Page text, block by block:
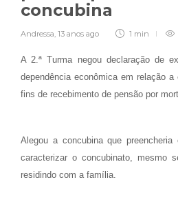
concubina
Andressa, 13 anos ago 1 min
A 2.ª Turma negou declaração de
dependência econômica em relação
fins de recebimento de pensão por
Alegou a concubina que
caracterizar o concubinato, mesmo
residindo com a família.